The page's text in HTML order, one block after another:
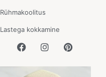
Rühmakoolitus
Lastega kokkamine